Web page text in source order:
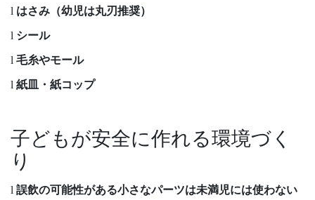
l はさみ（幼児は丸刃推奨）
l シール
l 毛糸やモール
l 紙皿・紙コップ
子どもが安全に作れる環境づく
り
l 誤飲の可能性がある小さなパーツは未満児には使わない